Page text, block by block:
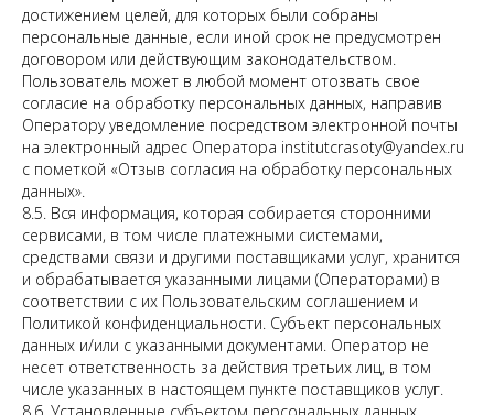
достижением целей, для которых были собраны
персональные данные, если иной срок не предусмотрен
договором или действующим законодательством.
Пользователь может в любой момент отозвать свое
согласие на обработку персональных данных, направив
Оператору уведомление посредством электронной почты
на электронный адрес Оператора institutcrasoty@yandex.ru
с пометкой «Отзыв согласия на обработку персональных
данных».
8.5. Вся информация, которая собирается сторонними
сервисами, в том числе платежными системами,
средствами связи и другими поставщиками услуг, хранится
и обрабатывается указанными лицами (Операторами) в
соответствии с их Пользовательским соглашением и
Политикой конфиденциальности. Субъект персональных
данных и/или с указанными документами. Оператор не
несет ответственность за действия третьих лиц, в том
числе указанных в настоящем пункте поставщиков услуг.